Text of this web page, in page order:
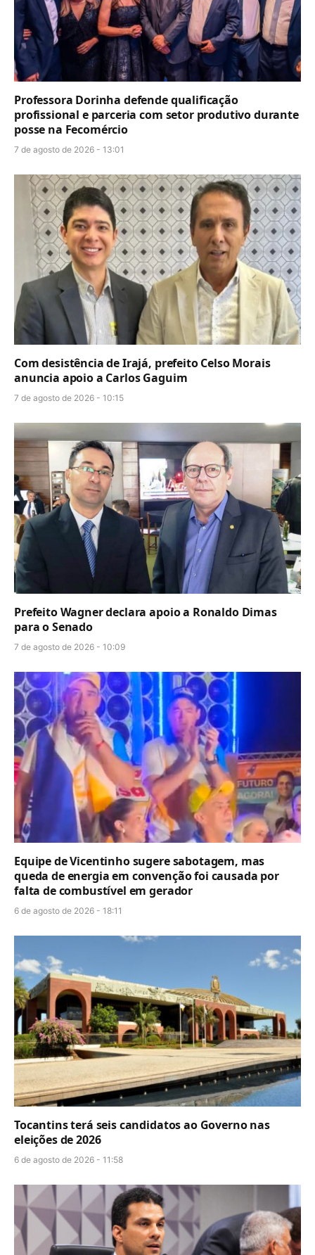
Professora Dorinha defende qualificação
profissional e parceria com setor produtivo durante
posse na Fecomércio
7 de agosto de 2026 - 13:01
Com desistência de Irajá, prefeito Celso Morais
anuncia apoio a Carlos Gaguim
7 de agosto de 2026 - 10:15
Prefeito Wagner declara apoio a Ronaldo Dimas
para o Senado
7 de agosto de 2026 - 10:09
Equipe de Vicentinho sugere sabotagem, mas
queda de energia em convenção foi causada por
falta de combustível em gerador
6 de agosto de 2026 - 18:11
Tocantins terá seis candidatos ao Governo nas
eleições de 2026
6 de agosto de 2026 - 11:58